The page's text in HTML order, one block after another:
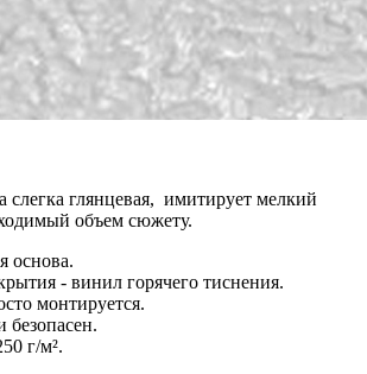
слегка глянцевая, имитирует мелкий
объем сюжету.
основа.
- винил горячего тиснения.
монтируется.
безопасен.
г/м².